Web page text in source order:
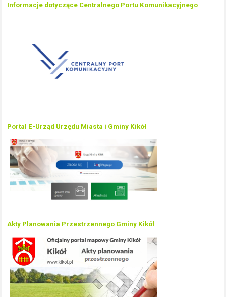
Informacje dotyczące Centralnego Portu Komunikacyjnego
Portal E-Urząd Urzędu Miasta i Gminy Kikół
Akty Planowania Przestrzennego Gminy Kikół